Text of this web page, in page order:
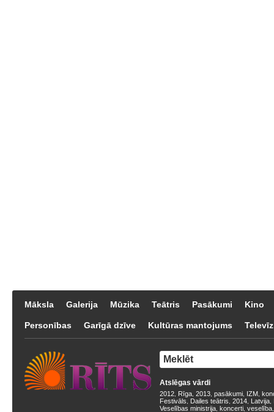
Māksla Galerija Mūzika Teātris Pasākumi Kino
Personības Garīgā dzīve Kultūras mantojums
Atslēgas vārdi
2012 Rīga 2013 pasākumi IZM
Festivāls
Dailes teātris 2014 Latvija
Veselības ministrija koncerti veselība